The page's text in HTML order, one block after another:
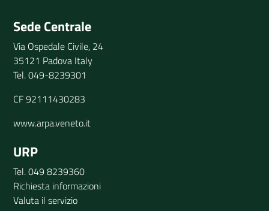
Sede Centrale
Via Ospedale Civile, 24
35121 Padova Italy
Tel. 049-8239301
CF 92111430283
www.arpa.veneto.it
URP
Tel. 049 8239360
Richiesta informazioni
Valuta il servizio